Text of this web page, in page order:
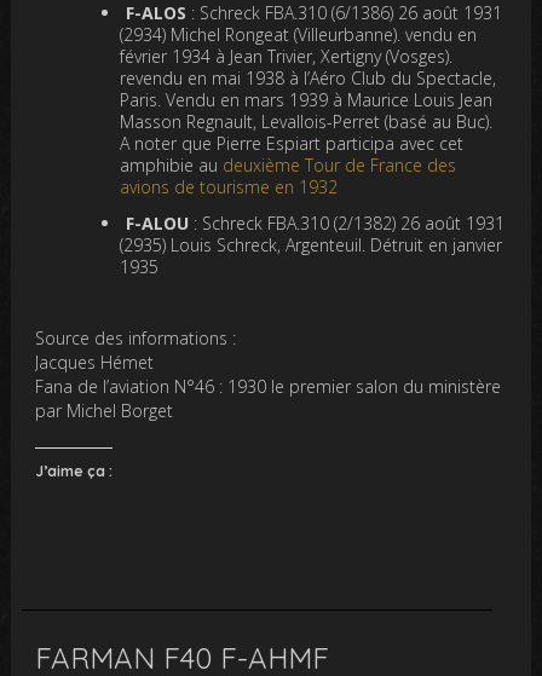
F-ALOS : Schreck FBA.310 (6/1386) 26 août 1931
(2934) Michel Rongeat (Villeurbanne). vendu en
février 1934 à Jean Trivier, Xertigny (Vosges).
revendu en mai 1938 à l’Aéro Club du Spectacle,
Paris. Vendu en mars 1939 à Maurice Louis Jean
Masson Regnault, Levallois-Perret (basé au Buc).
A noter que Pierre Espiart participa avec cet
amphibie au deuxième Tour de France des
avions de tourisme en 1932
F-ALOU : Schreck FBA.310 (2/1382) 26 août 1931
(2935) Louis Schreck, Argenteuil. Détruit en janvier
1935
Source des informations :
Jacques Hémet
Fana de l’aviation N°46 : 1930 le premier salon du ministère
par Michel Borget
J’aime ça :
FARMAN F40 F-AHMF